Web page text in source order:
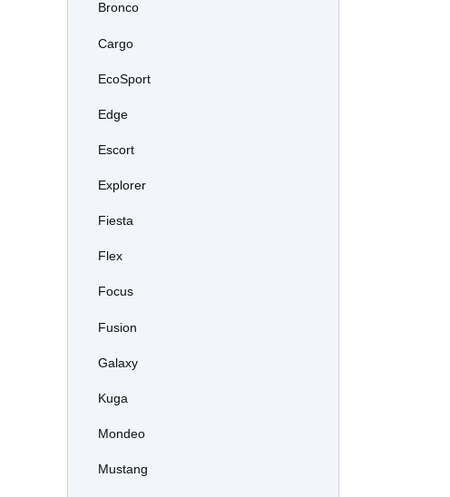
Bronco
Cargo
EcoSport
Edge
Escort
Explorer
Fiesta
Flex
Focus
Fusion
Galaxy
Kuga
Mondeo
Mustang